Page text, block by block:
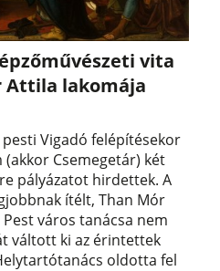
vita
Attila lakomája
pesti Vigadó felépítésekor
Csemegetár) két
pályázatot hirdettek. A
ítélt, Than Mór
város tanácsa nem
váltott ki az érintettek
oldotta fel